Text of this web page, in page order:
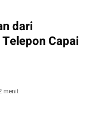
dari
Capai
menit